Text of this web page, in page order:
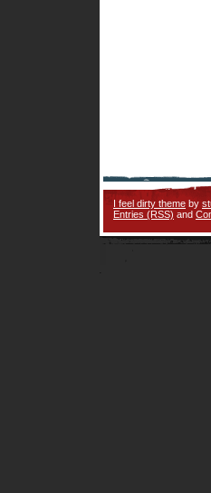
I feel dirty theme by
Entries (RSS) and